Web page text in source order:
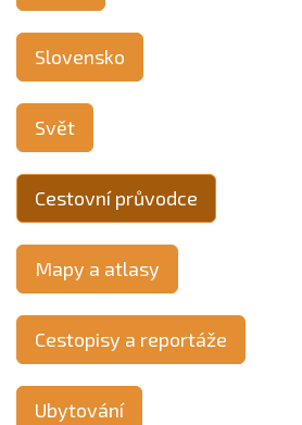
Slovensko
Svět
Cestovní průvodce
Mapy a atlasy
Cestopisy a reportáže
Ubytování